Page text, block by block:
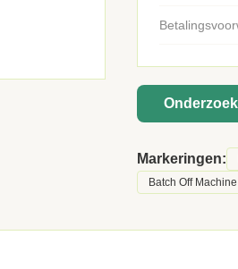
Markeringen:
Batch Off